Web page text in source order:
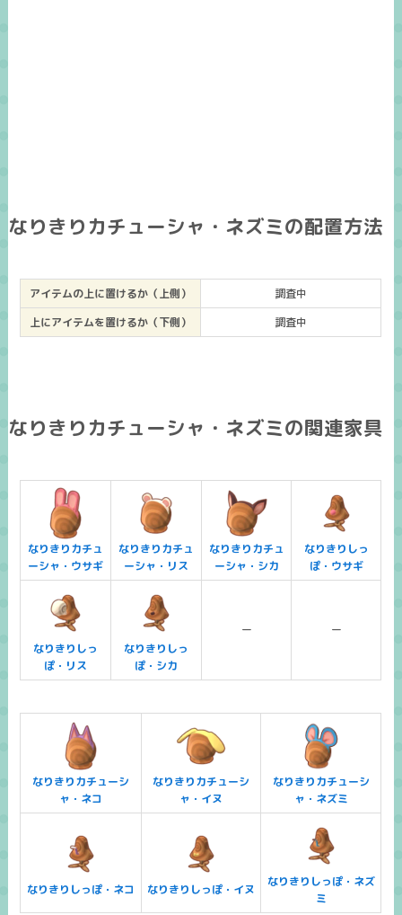
なりきりカチューシャ・ネズミの配置方法
アイテムの上に置けるか（上側）
調査中
上にアイテムを置けるか（下側）
調査中
なりきりカチューシャ・ネズミの関連家具
なりきりカチュ
ーシャ・ウサギ
なりきりカチュ
ーシャ・リス
なりきりカチュ
ーシャ・シカ
なりきりしっ
ぽ・ウサギ
なりきりしっ
ぽ・リス
なりきりしっ
ぽ・シカ
ー ー
なりきりカチューシ
ャ・ネコ
なりきりカチューシ
ャ・イヌ
なりきりカチューシ
ャ・ネズミ
なりきりしっぽ・ネコ なりきりしっぽ・イヌ
なりきりしっぽ・ネズ
ミ